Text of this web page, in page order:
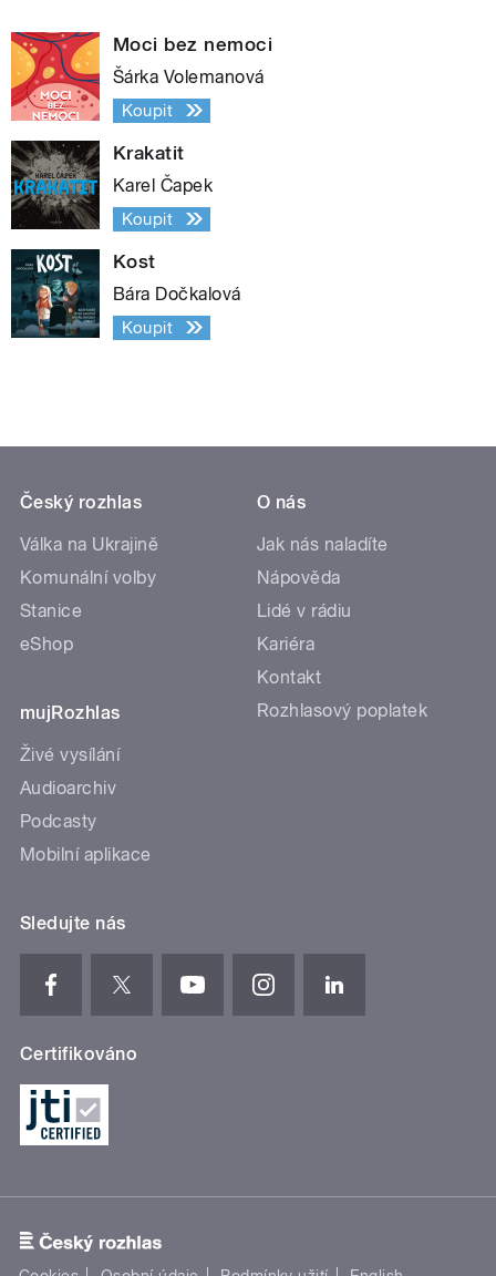
Moci bez nemoci
Šárka Volemanová
Koupit
Krakatit
Karel Čapek
Koupit
Kost
Bára Dočkalová
Koupit
Český rozhlas
Válka na Ukrajině
Komunální volby
Stanice
eShop
mujRozhlas
Živé vysílání
Audioarchiv
Podcasty
Mobilní aplikace
O nás
Jak nás naladíte
Nápověda
Lidé v rádiu
Kariéra
Kontakt
Rozhlasový poplatek
Sledujte nás
Certifikováno